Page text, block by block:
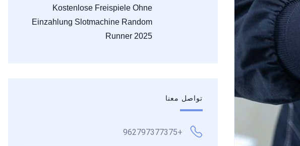
Kostenlose Freispiele Ohne
Einzahlung Slotmachine Random
Runner 2025
تواصل معنا
+962797377375